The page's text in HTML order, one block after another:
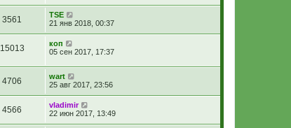
3561
TSE
21 янв 2018, 00:37
15013
коп
05 сен 2017, 17:37
4706
wart
25 авг 2017, 23:56
4566
vladimir
22 июн 2017, 13:49